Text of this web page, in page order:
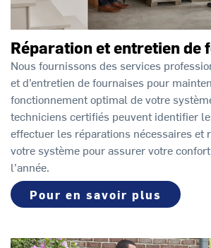
Réparation et entretien de
Nous fournissons des services
et d’entretien de fournaises pour
fonctionnement optimal de votre
techniciens certifiés peuvent identifier
effectuer les réparations nécessaires et
votre système pour assurer votre
l’année.
Pour en savoir plus